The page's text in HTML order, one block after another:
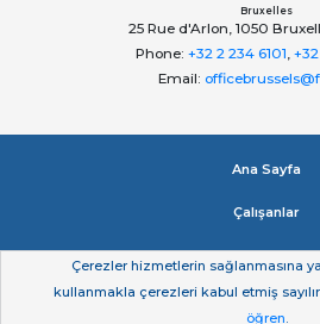
Bruxelles
25 Rue d'Arlon, 1050
Phone: +32 2 234 6101,
Email:
Ana Sayfa
Çalışanlar
Impressum
Gizlilik beyan
Çerezler hizmetlerin sağlanmasına
kullanmakla çerezleri kabul etmiş
öğren.